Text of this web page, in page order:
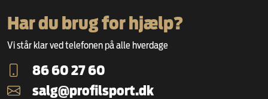
Har du brug for hjælp?
Vi står klar ved telefonen på alle hverdage
86 60 27 60
salg@profilsport.dk